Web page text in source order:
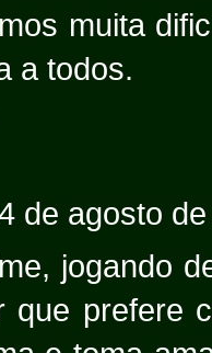
muita
a todos.
de agosto
jogando
que prefere